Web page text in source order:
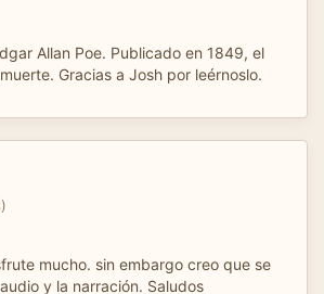
Allan Poe. Publicado en 1849, el
Gracias a Josh por leérnoslo.
mucho. sin embargo creo que se
y la narración. Saludos